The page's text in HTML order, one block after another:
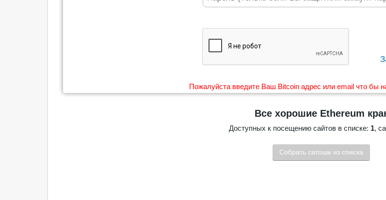
Пожалуйста введите Ваш Bitcoin адрес или email что бы
Все хорошие Ethereum
Доступных к посещению сайтов в списке: 1,
Собрать сатоши из списка